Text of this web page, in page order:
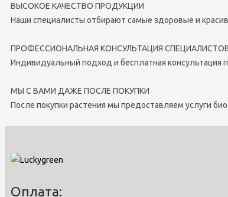
ВЫСОКОЕ КАЧЕСТВО ПРОДУКЦИИ
Наши специалисты отбирают самые здоровые и
ПРОФЕССИОНАЛЬНАЯ КОНСУЛЬТАЦИЯ
Индивидуальный подход и бесплатная консультация
МЫ С ВАМИ ДАЖЕ ПОСЛЕ ПОКУПКИ
После покупки растения мы предоставляем услуги
Оплата: